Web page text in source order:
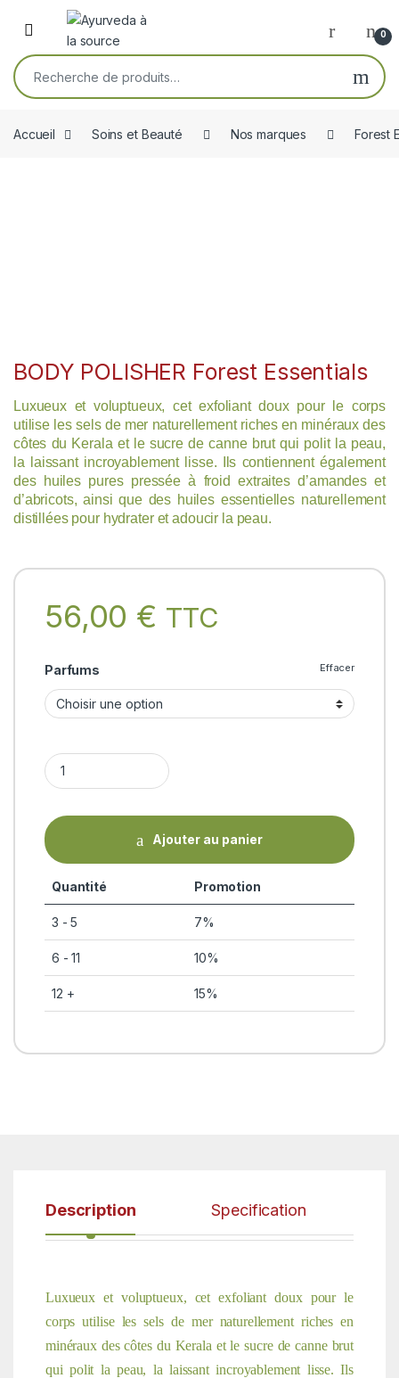
Skip to navigation
Skip to content
Open 0
Recherche pour :
Accueil Soins et Beauté Nos marques Forest
BODY POLISHER Forest Essentials
Luxueux et voluptueux, cet exfoliant doux pour le corps
utilise les sels de mer naturellement riches en minéraux des
côtes du Kerala et le sucre de canne brut qui polit la peau,
la laissant incroyablement lisse. Ils contiennent également
des huiles pures pressée à froid extraites d’amandes et
d’abricots, ainsi que des huiles essentielles naturellement
distillées pour hydrater et adoucir la peau.
56,00 € TTC
Parfums Effacer
BODY POLISHER Forest Essentials quantity
Ajouter au panier
Quantité Promotion
3 - 5 7%
6 - 11 10%
12 + 15%
Description Specification
Luxueux et voluptueux, cet exfoliant doux pour le
corps utilise les sels de mer naturellement riches en
minéraux des côtes du Kerala et le sucre de canne brut
qui polit la peau, la laissant incroyablement lisse. Ils